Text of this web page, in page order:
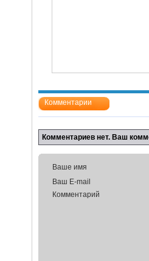
Комментарии
Комментариев нет. Ваш
Ваше имя
Ваш E-mail
Комментарий